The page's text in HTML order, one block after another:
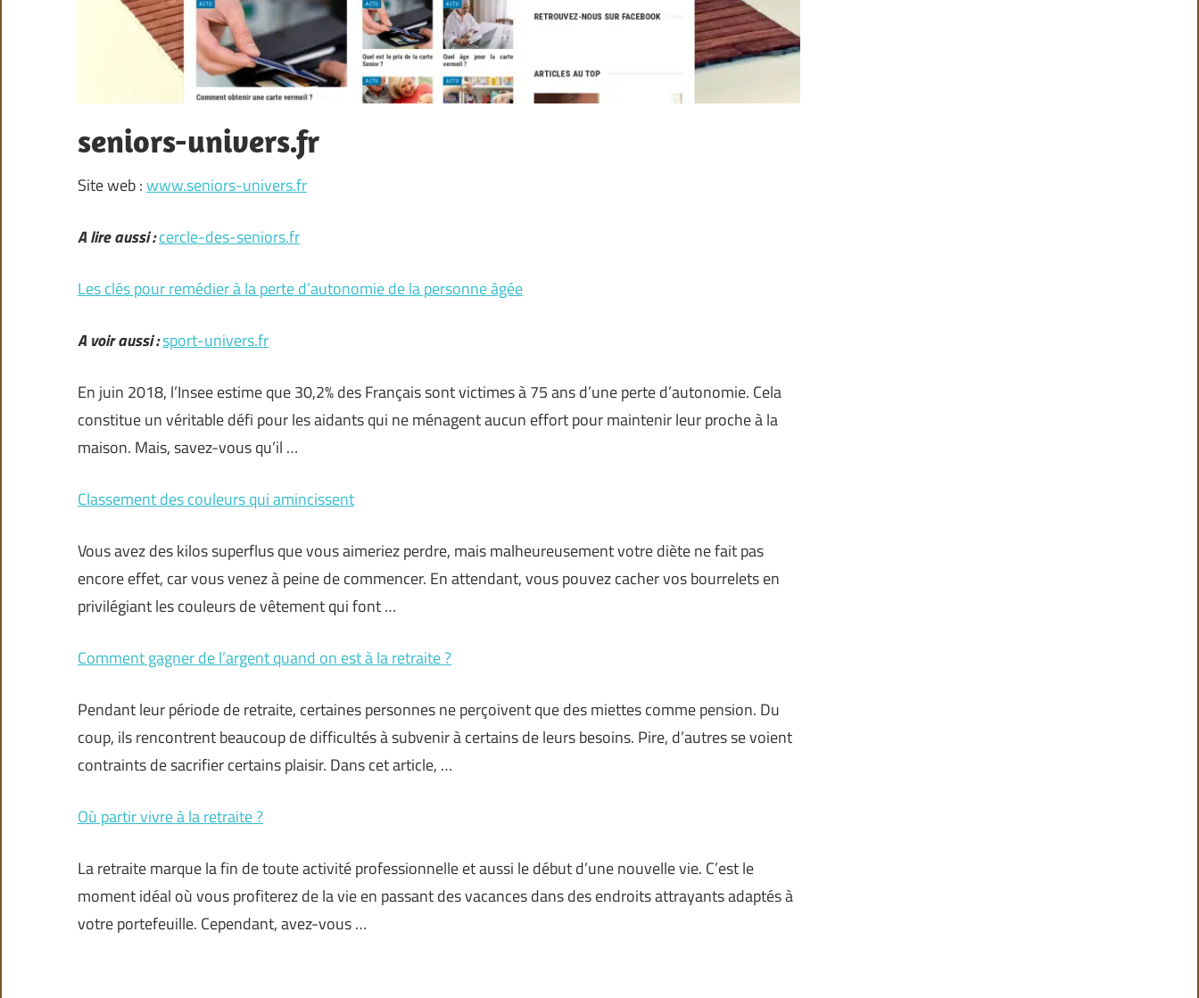
seniors-univers.fr
Site web :www.seniors-univers.fr
A lire aussi :cercle-des-seniors.fr
Les clés pour remédier à la perte d’autonomie de la personne âgée
A voir aussi :sport-univers.fr
En juin 2018, l’Insee estime que 30,2% des Français sont victimes à 75 ans d’une perte d’autonomie. Cela
constitue un véritable défi pour les aidants qui ne ménagent aucun effort pour maintenir leur proche à la
maison. Mais, savez-vous qu’il …
Classement des couleurs qui amincissent
Vous avez des kilos superflus que vous aimeriez perdre, mais malheureusement votre diète ne fait pas
encore effet, car vous venez à peine de commencer. En attendant, vous pouvez cacher vos bourrelets en
privilégiant les couleurs de vêtement qui font …
Comment gagner de l’argent quand on est à la retraite ?
Pendant leur période de retraite, certaines personnes ne perçoivent que des miettes comme pension. Du
coup, ils rencontrent beaucoup de difficultés à subvenir à certains de leurs besoins. Pire, d’autres se voient
contraints de sacrifier certains plaisir. Dans cet article, …
Où partir vivre à la retraite ?
La retraite marque la fin de toute activité professionnelle et aussi le début d’une nouvelle vie. C’est le
moment idéal où vous profiterez de la vie en passant des vacances dans des endroits attrayants adaptés à
votre portefeuille. Cependant, avez-vous …